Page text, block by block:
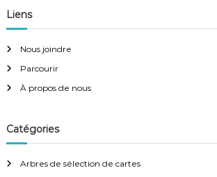
Liens
Nous joindre
Parcourir
À propos de nous
Catégories
Arbres de sélection de cartes